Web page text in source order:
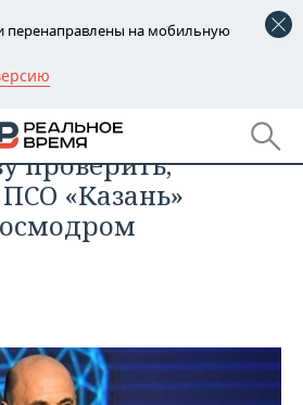
перенаправлены на мобильную
проверить,
«Казань»